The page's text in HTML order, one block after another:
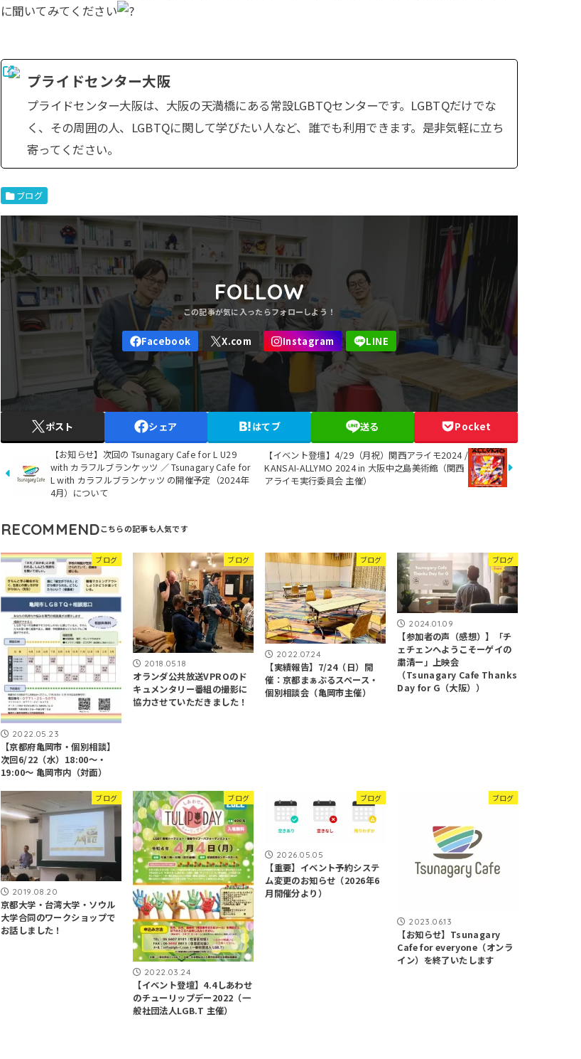
に聞いてみてください
プライドセンター大阪
プライドセンター大阪は、大阪の天満橋にある常設LGBTQセンターです。LGBTQだけでな
く、その周囲の人、LGBTQに関して学びたい人など、誰でも利用できます。是非気軽に立ち
寄ってください。
ブログ
FOLLOW
ポスト シェア はてブ 送る Pocket
【お知らせ】次回の Tsunagary Cafe for L U29
with カラフルブランケッツ ／ Tsunagary Cafe for
L with カラフルブランケッツ の開催予定（2024年
4月）について
【イベント登壇】4/29（月祝）関西アライモ2024 /
KANSAI-ALLYMO 2024 in 大阪中之島美術館（関西
アライモ実行委員会 主催）
RECOMMEND
ブログ
2022.05.23
【京都府亀岡市・個別相談】
次回6/22（水）18:00～・
19:00～ 亀岡市内（対面）
ブログ
2018.05.18
オランダ公共放送VPROのド
キュメンタリー番組の撮影に
協力させていただきました！
ブログ
2022.07.24
【実績報告】7/24（日）開
催：京都まぁぶるスペース・
個別相談会（亀岡市主催）
ブログ
2024.01.09
【参加者の声（感想）】「チ
ェチェンへようこそーゲイの
粛清ー」上映会
（Tsunagary Cafe Thanks
Day for G（大阪））
ブログ
2019.08.20
京都大学・台湾大学・ソウル
大学合同のワークショップで
お話しました！
ブログ
2022.03.24
【イベント登壇】4.4しあわせ
のチューリップデー2022（一
般社団法人LGB.T 主催）
ブログ
2026.05.05
【重要】イベント予約システ
ム変更のお知らせ（2026年6
月開催分より）
ブログ
2023.06.13
【お知らせ】Tsunagary
Cafe for everyone（オンラ
イン）を終了いたします